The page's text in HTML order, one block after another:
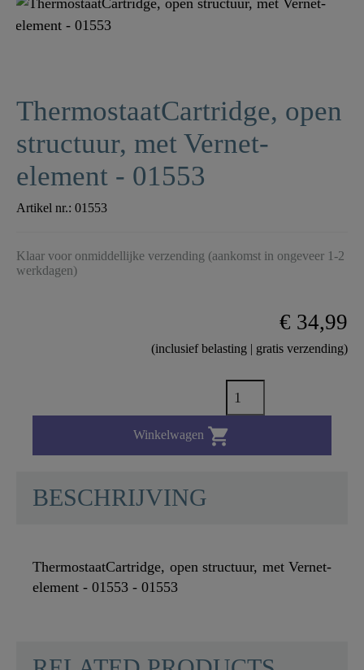
ThermostaatCartridge, open
structuur, met Vernet-
element - 01553
Artikel nr.: 01553
Klaar voor onmiddellijke verzending (aankomst in ongeveer 1-2
werkdagen)
€ 34,99
(inclusief belasting | gratis verzending)
Winkelwagen 
BESCHRIJVING
ThermostaatCartridge, open structuur, met Vernet-
element - 01553 - 01553